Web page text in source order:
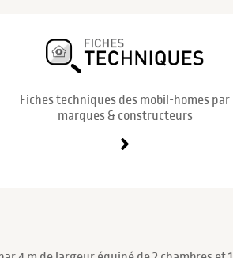
Fiches techniques des mobil-homes par
marques & constructeurs